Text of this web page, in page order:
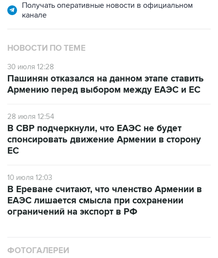
Получать оперативные новости в официальном
канале
НОВОСТИ ПО ТЕМЕ
30 июля 12:28
Пашинян отказался на данном этапе ставить
Армению перед выбором между ЕАЭС и ЕС
28 июля 12:54
В СВР подчеркнули, что ЕАЭС не будет
спонсировать движение Армении в сторону
ЕС
10 июля 12:03
В Ереване считают, что членство Армении в
ЕАЭС лишается смысла при сохранении
ограничений на экспорт в РФ
ФОТОГАЛЕРЕИ